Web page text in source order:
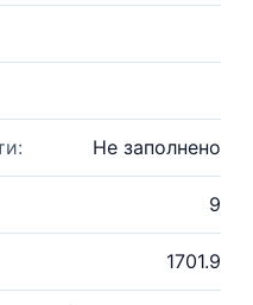
Не заполнено
9
1701.9